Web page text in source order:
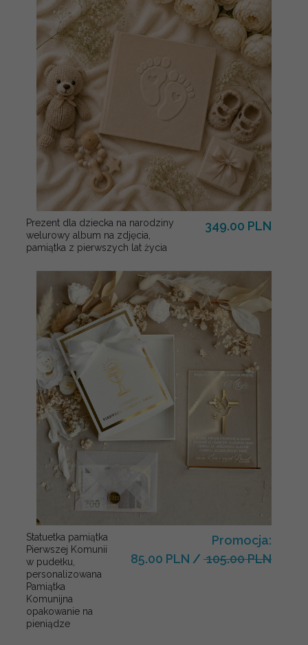
Prezent dla dziecka na narodziny
welurowy album na zdjęcia,
pamiątka z pierwszych lat życia
349.00 PLN
Statuetka pamiątka
Pierwszej Komunii
w pudełku,
personalizowana
Pamiątka
Komunijna
opakowanie na
pieniądze
Promocja:
85.00 PLN / 105.00 PLN